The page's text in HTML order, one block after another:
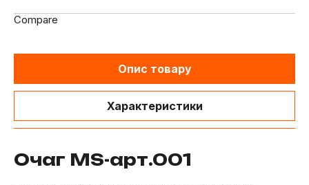
Compare
Опис товару
Характеристики
Очаг MS-арт.001